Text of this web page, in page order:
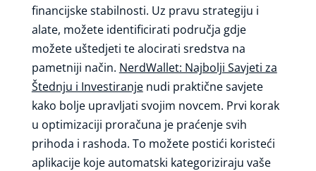
financijske stabilnosti. Uz pravu strategiju i
alate, možete identificirati područja gdje
možete uštedjeti te alocirati sredstva na
pametniji način. NerdWallet: Najbolji Savjeti za
Štednju i Investiranjenudi praktične savjete
kako bolje upravljati svojim novcem. Prvi korak
u optimizaciji proračuna je praćenje svih
prihoda i rashoda. To možete postići koristeći
aplikacije koje automatski kategoriziraju vaše